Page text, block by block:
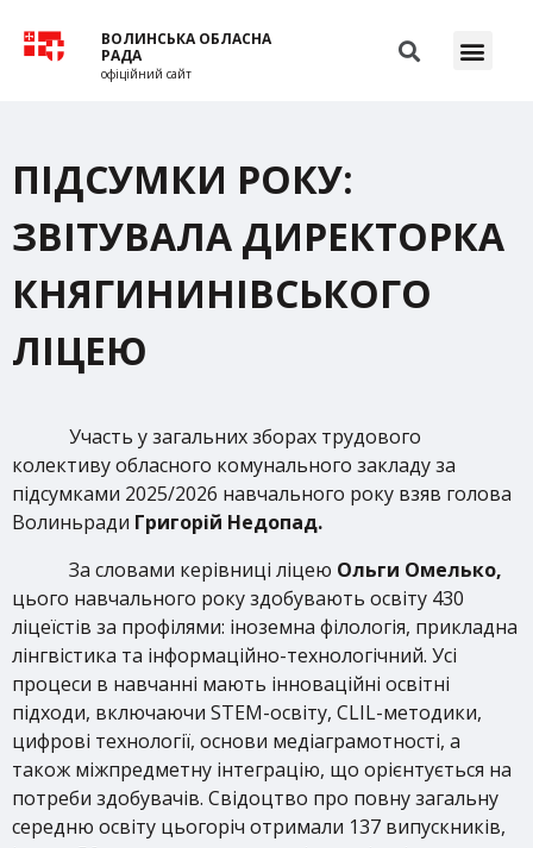
ВОЛИНСЬКА ОБЛАСНА
РАДА
офіційний сайт
ПІДСУМКИ РОКУ:
ЗВІТУВАЛА ДИРЕКТОРКА
КНЯГИНИНІВСЬКОГО
ЛІЦЕЮ
Участь у загальних зборах трудового
колективу обласного комунального закладу за
підсумками 2025/2026 навчального року взяв голова
Волиньради Григорій Недопад.
За словами керівниці ліцею Ольги Омелько,
цього навчального року здобувають освіту 430
ліцеїстів за профілями: іноземна філологія, прикладна
лінгвістика та інформаційно-технологічний. Усі
процеси в навчанні мають інноваційні освітні
підходи, включаючи STEM-освіту, CLIL-методики,
цифрові технології, основи медіаграмотності, а
також міжпредметну інтеграцію, що орієнтується на
потреби здобувачів. Свідоцтво про повну загальну
середню освіту цьогоріч отримали 137 випускників,